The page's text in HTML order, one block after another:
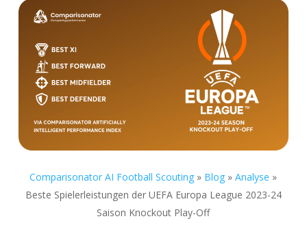
Comparisonator AI Football Scouting » Blog »Analyse »
Beste Spielerleistungen der UEFA Europa League 2023-24
Saison Knockout Play-Off